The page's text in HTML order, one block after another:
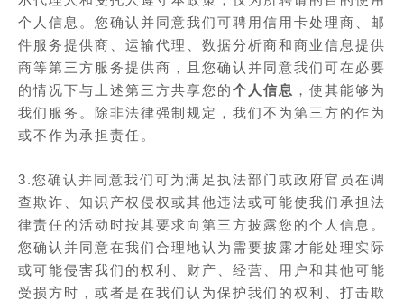
个人信息。您确认并同意我们可聘用信用卡处理商、邮
件服务提供商、运输代理、数据分析商和商业信息提供
商等第三方服务提供商，且您确认并同意我们可在必要
的情况下与上述第三方共享您的个人信息 ，使其能够为
我们服务。除非法律强制规定，我们不为第三方的作为
或不作为承担责任。
3.您确认并同意我们可为满足执法部门或政府官员在调
查欺诈、知识产权侵权或其他违法或可能使我们承担法
律责任的活动时按其要求向第三方披露您的个人信息。
您确认并同意在我们合理地认为需要披露才能处理实际
或可能侵害我们的权利、财产、经营、用户和其他可能
受损方时，或者是在我们认为保护我们的权利、打击欺